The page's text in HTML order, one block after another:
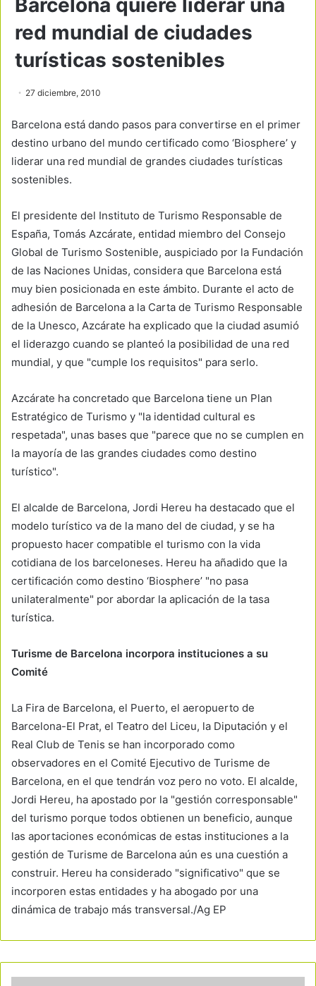
Barcelona quiere liderar una
red mundial de ciudades
turísticas sostenibles
27 diciembre, 2010
Barcelona está dando pasos para convertirse en el primer
destino urbano del mundo certificado como ‘Biosphere’ y
liderar una red mundial de grandes ciudades turísticas
sostenibles.
El presidente del Instituto de Turismo Responsable de
España, Tomás Azcárate, entidad miembro del Consejo
Global de Turismo Sostenible, auspiciado por la Fundación
de las Naciones Unidas, considera que Barcelona está
muy bien posicionada en este ámbito. Durante el acto de
adhesión de Barcelona a la Carta de Turismo Responsable
de la Unesco, Azcárate ha explicado que la ciudad asumió
el liderazgo cuando se planteó la posibilidad de una red
mundial, y que "cumple los requisitos" para serlo.
Azcárate ha concretado que Barcelona tiene un Plan
Estratégico de Turismo y "la identidad cultural es
respetada", unas bases que "parece que no se cumplen en
la mayoría de las grandes ciudades como destino
turístico".
El alcalde de Barcelona, Jordi Hereu ha destacado que el
modelo turístico va de la mano del de ciudad, y se ha
propuesto hacer compatible el turismo con la vida
cotidiana de los barceloneses. Hereu ha añadido que la
certificación como destino ‘Biosphere’ "no pasa
unilateralmente" por abordar la aplicación de la tasa
turística.
Turisme de Barcelona incorpora instituciones a su
Comité
La Fira de Barcelona, el Puerto, el aeropuerto de
Barcelona-El Prat, el Teatro del Liceu, la Diputación y el
Real Club de Tenis se han incorporado como
observadores en el Comité Ejecutivo de Turisme de
Barcelona, en el que tendrán voz pero no voto. El alcalde,
Jordi Hereu, ha apostado por la "gestión corresponsable"
del turismo porque todos obtienen un beneficio, aunque
las aportaciones económicas de estas instituciones a la
gestión de Turisme de Barcelona aún es una cuestión a
construir. Hereu ha considerado "significativo" que se
incorporen estas entidades y ha abogado por una
dinámica de trabajo más transversal./Ag EP